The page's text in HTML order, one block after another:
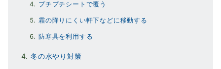
プチプチシートで覆う
霜の降りにくい軒下などに移動する
防寒具を利用する
冬の水やり対策